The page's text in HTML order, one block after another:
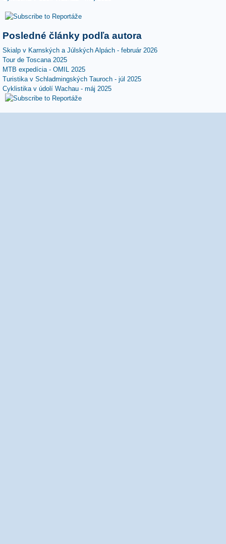
Posledné články podľa autora
Skialp v Karnských a Júlských Alpách - február 2026
Tour de Toscana 2025
MTB expedícia - OMIL 2025
Turistika v Schladmingských Tauroch - júl 2025
Cyklistika v údolí Wachau - máj 2025